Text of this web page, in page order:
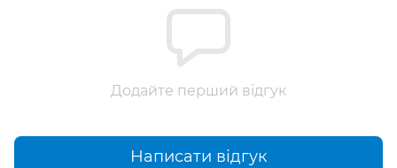
Додайте перший відгук
Написати відгук